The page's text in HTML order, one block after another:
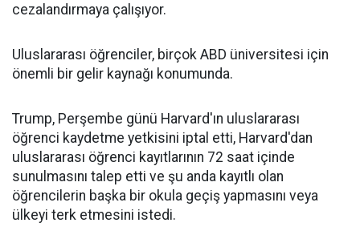
cezalandırmaya çalışıyor.
Uluslararası öğrenciler, birçok ABD üniversitesi için
önemli bir gelir kaynağı konumunda.
Trump, Perşembe günü Harvard'ın uluslararası
öğrenci kaydetme yetkisini iptal etti, Harvard'dan
uluslararası öğrenci kayıtlarının 72 saat içinde
sunulmasını talep etti ve şu anda kayıtlı olan
öğrencilerin başka bir okula geçiş yapmasını veya
ülkeyi terk etmesini istedi.